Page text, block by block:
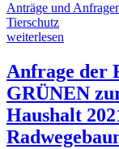
Anträge und
Tierschutz
weiterlesen
Anfrage der
GRÜNEN
Haushalt